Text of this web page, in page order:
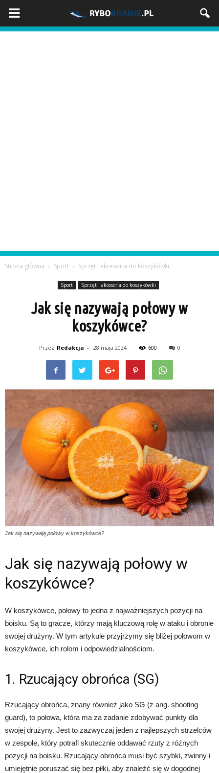
Strona główna Sport Sprzęt i akcesoria do koszykówki
Sport Sprzęt i akcesoria do koszykówki
Jak się nazywają połowy w
koszykówce?
Przez Redakcja - 28 maja 2024 600 0
Jak się nazywają połowy w koszykówce?
Jak się nazywają połowy w
koszykówce?
W koszykówce, połowy to jedna z najważniejszych pozycji na
boisku. Są to gracze, którzy mają kluczową rolę w ataku i obronie
swojej drużyny. W tym artykule przyjrzymy się bliżej połowom w
koszykówce, ich rolom i odpowiedzialnościom.
1. Rzucający obrońca (SG)
Rzucający obrońca, znany również jako SG (z ang. shooting
guard), to połowa, która ma za zadanie zdobywać punkty dla
swojej drużyny. Jest to zazwyczaj jeden z najlepszych strzelców
w zespole, który potrafi skutecznie oddawać rzuty z różnych
pozycji na boisku. Rzucający obrońca musi być szybki, zwinny i
umiejętnie poruszać się bez piłki, aby znaleźć się w dogodnej